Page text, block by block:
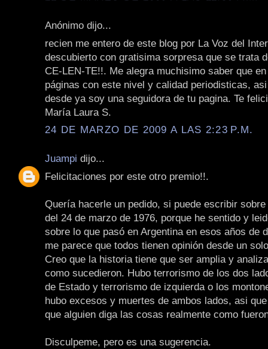
Anónimo dijo...
recien me entero de este blog por La Voz del
descubierto con gratisima sorpresa que se trata
CE-LEN-TE!!. Me alegra muchisimo saber que
páginas con este nivel y calidad periodisticas,
desde ya soy una seguidora de tu pagina. Te
María Laura S.
24 DE MARZO DE 2009 A LAS 2:23 P.M.
Juampi dijo...
Felicitaciones por este otro premio!!.
Quería hacerle un pedido, si puede escribir
del 24 de marzo de 1976, porque he sentido y
sobre lo que pasó en Argentina en esos años de
me parece que todos tienen opinión desde un
Creo que la historia tiene que ser amplia y
como sucedieron. Hubo terrorismo de los dos
de Estado y terrorismo de izquierda o los
hubo excesos y muertes de ambos lados, asi
que alguien diga las cosas realmente como
Disculpeme, pero es una sugerencia.